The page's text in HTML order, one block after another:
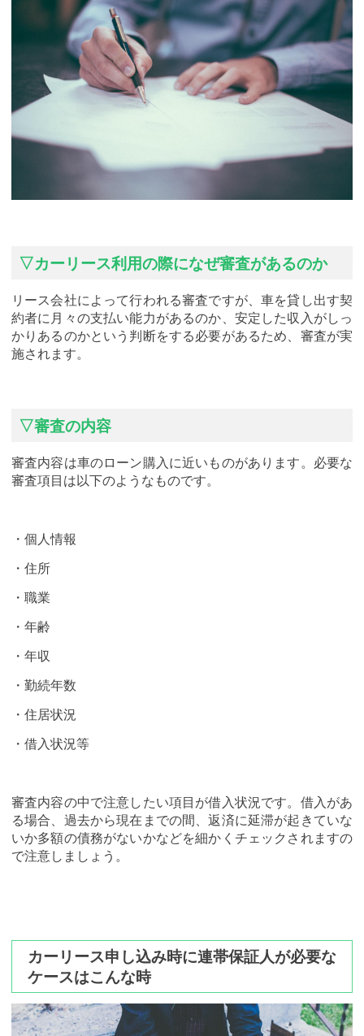
▽カーリース利用の際になぜ審査があるのか
リース会社によって行われる審査ですが、車を貸し出す契
約者に月々の支払い能力があるのか、安定した収入がしっ
かりあるのかという判断をする必要があるため、審査が実
施されます。
▽審査の内容
審査内容は車のローン購入に近いものがあります。必要な
審査項目は以下のようなものです。
・個人情報
・住所
・職業
・年齢
・年収
・勤続年数
・住居状況
・借入状況等
審査内容の中で注意したい項目が借入状況です。借入があ
る場合、過去から現在までの間、返済に延滞が起きていな
いか多額の債務がないかなどを細かくチェックされますの
で注意しましょう。
カーリース申し込み時に連帯保証人が必要な
ケースはこんな時